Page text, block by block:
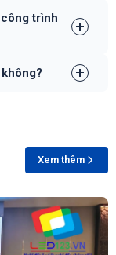
trình
Xem thêm